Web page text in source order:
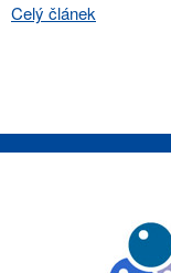
Celý článek